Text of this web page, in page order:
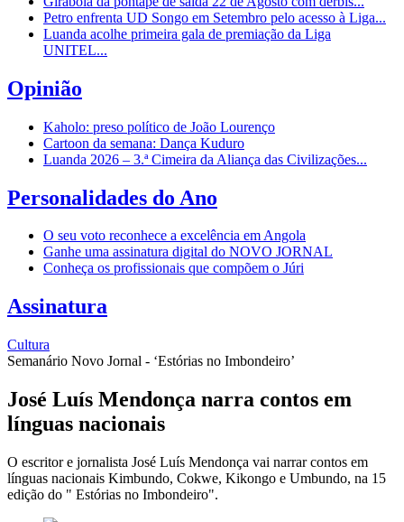
Petro enfrenta UD Songo em Setembro pelo acesso à Liga...
Luanda acolhe primeira gala de premiação da Liga
UNITEL...
Opinião
Kaholo: preso político de João Lourenço
Cartoon da semana: Dança Kuduro
Luanda 2026 – 3.ª Cimeira da Aliança das Civilizações...
Personalidades do Ano
O seu voto reconhece a excelência em Angola
Ganhe uma assinatura digital do NOVO JORNAL
Conheça os profissionais que compõem o Júri
Assinatura
Cultura
Semanário Novo Jornal - ‘Estórias no Imbondeiro’
José Luís Mendonça narra contos em
línguas nacionais
O escritor e jornalista José Luís Mendonça vai narrar contos em
línguas nacionais Kimbundo, Cokwe, Kikongo e Umbundo, na 15
edição do " Estórias no Imbondeiro".